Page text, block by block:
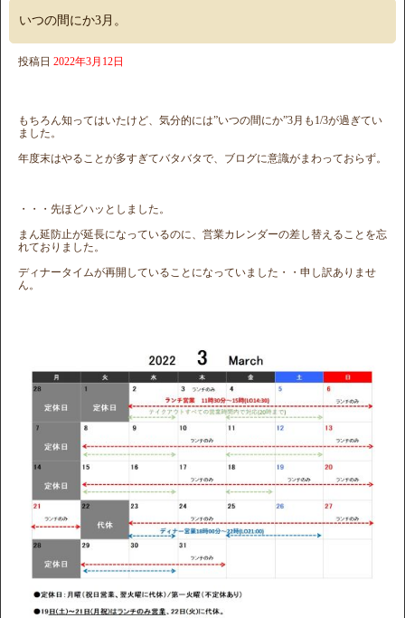
いつの間にか3月。
投稿日 2022年3月12日
もちろん知ってはいたけど、気分的には”いつの間にか”3月も1/3が過ぎてい
ました。
年度末はやることが多すぎてバタバタで、ブログに意識がまわっておらず。
・・・先ほどハッとしました。
まん延防止が延長になっているのに、営業カレンダーの差し替えることを忘
れておりました。
ディナータイムが再開していることになっていました・・申し訳ありませ
ん。